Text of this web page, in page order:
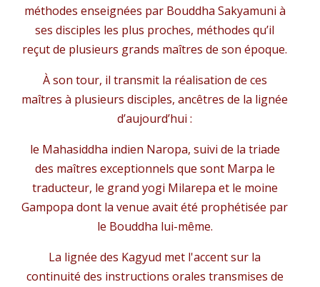
méthodes enseignées par Bouddha Sakyamuni à
ses disciples les plus proches, méthodes qu’il
reçut de plusieurs grands maîtres de son époque.
À son tour, il transmit la réalisation de ces
maîtres à plusieurs disciples, ancêtres de la lignée
d’aujourd’hui :
le Mahasiddha indien Naropa, suivi de la triade
des maîtres exceptionnels que sont Marpa le
traducteur, le grand yogi Milarepa et le moine
Gampopa dont la venue avait été prophétisée par
le Bouddha lui-même.
La lignée des Kagyud met l'accent sur la
continuité des instructions orales transmises de